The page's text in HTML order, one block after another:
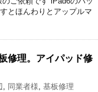
とほんわりとアップルマ
修理。アイパッド修
, 同業者様, 基板修理